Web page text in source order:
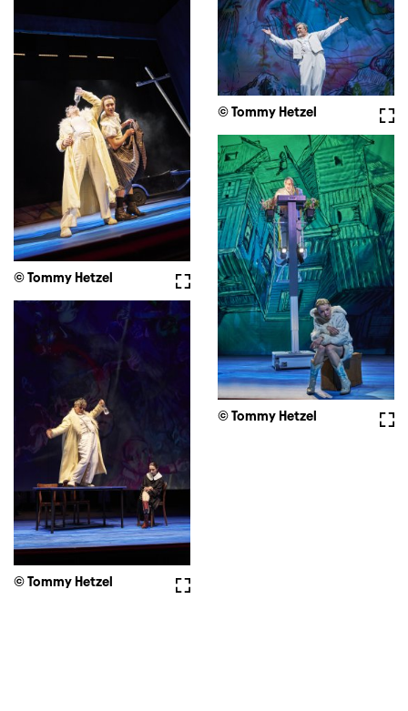
© Tommy Hetzel
Vollbild
© Tommy Hetzel
© Tommy Hetzel
Vollbild
© Tommy Hetzel